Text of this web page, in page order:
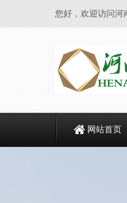
您好，欢迎访问河
网站首页